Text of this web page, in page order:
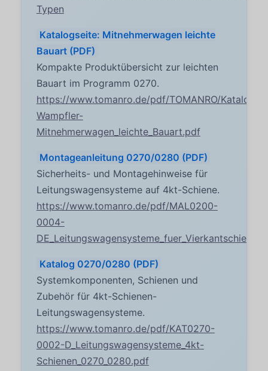
Typen
Katalogseite: Mitnehmerwagen leichte
Bauart (PDF)
Kompakte Produktübersicht zur leichten
Bauart im Programm 0270.
https://www.tomanro.de/pdf/TOMANRO/
Wampfler-
Mitnehmerwagen_leichte_Bauart.pdf
Montageanleitung 0270/0280 (PDF)
Sicherheits- und Montagehinweise für
Leitungswagensysteme auf 4kt-Schiene.
https://www.tomanro.de/pdf/MAL0200-
0004-
Katalog 0270/0280 (PDF)
Systemkomponenten, Schienen und
Zubehör für 4kt-Schienen-
Leitungswagensysteme.
https://www.tomanro.de/pdf/KAT0270-
0002-D_Leitungswagensysteme_4kt-
Schienen_0270_0280.pdf